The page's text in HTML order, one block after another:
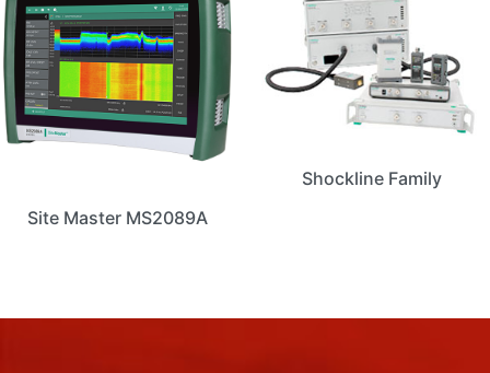
Site Master MS2089A
Shockline Family